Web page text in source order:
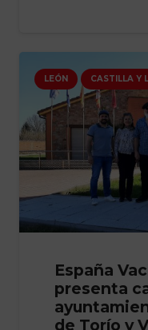
LEÓN CASTILLA Y
España
presenta
de Torío y